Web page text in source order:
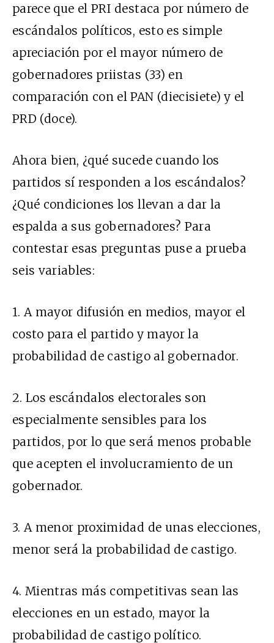
parece que el PRI destaca por número de
escándalos políticos, esto es simple
apreciación por el mayor número de
gobernadores priistas (33) en
comparación con el PAN (diecisiete) y el
PRD (doce).
Ahora bien, ¿qué sucede cuando los
partidos sí responden a los escándalos?
¿Qué condiciones los llevan a dar la
espalda a sus gobernadores? Para
contestar esas preguntas puse a prueba
seis variables:
1. A mayor difusión en medios, mayor el
costo para el partido y mayor la
probabilidad de castigo al gobernador.
2. Los escándalos electorales son
especialmente sensibles para los
partidos, por lo que será menos probable
que acepten el involucramiento de un
gobernador.
3. A menor proximidad de unas elecciones,
menor será la probabilidad de castigo.
4. Mientras más competitivas sean las
elecciones en un estado, mayor la
probabilidad de castigo político.